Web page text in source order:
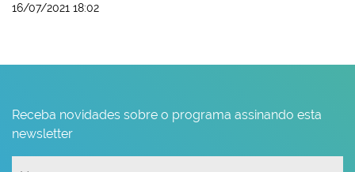
16/07/2021 18:02
Receba novidades sobre o programa assinando esta
newsletter